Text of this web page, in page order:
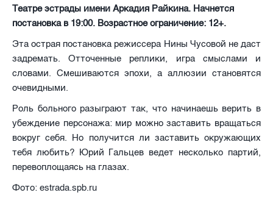
Театре эстрады имени Аркадия Райкина. Начнется
постановка в 19:00. Возрастное ограничение: 12+.
Эта острая постановка режиссера Нины Чусовой не даст
задремать. Отточенные реплики, игра смыслами и
словами. Смешиваются эпохи, а аллюзии становятся
очевидными.
Роль больного разыграют так, что начинаешь верить в
убеждение персонажа: мир можно заставить вращаться
вокруг себя. Но получится ли заставить окружающих
тебя любить? Юрий Гальцев ведет несколько партий,
перевоплощаясь на глазах.
Фото: estrada.spb.ru